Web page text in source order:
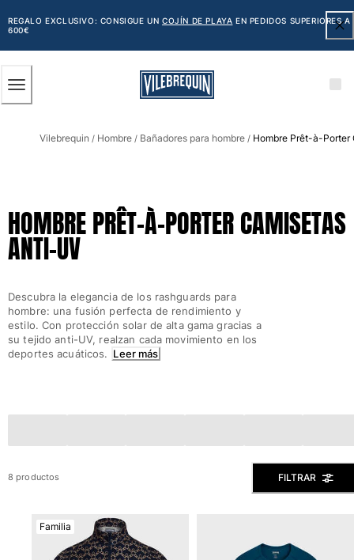
AL
CONTENIDO
PRINCIPAL
REGALO EXCLUSIVO: CONSIGUE UNCOJÍN DE PLAYA EN PEDIDOS SUPERIORES A
600€
Ver todo Hombre
Clásico
Clásico stretch
Clásico ultra ligero
Cintura plana
Clásico corto
Clásico largo
Camiseta de baño
Jersey y cárdigan
Chaquetas y Abrigos
Vilebrequin / Hombre / Bañadores para hombre / Hombre Prêt-à-Porter
HOMBRE PRÊT-À-PORTER CAMISETAS
ANTI-UV
Descubra la elegancia de los rashguards para
hombre: una fusión perfecta de rendimiento y
estilo. Con protección solar de alta gama gracias a
su tejido anti-UV, realzan cada movimiento en los
deportes acuáticos. Leer más
8 productos FILTRAR
Familia